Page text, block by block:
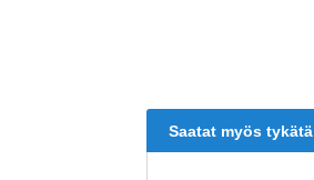
Saatat myös tykätä